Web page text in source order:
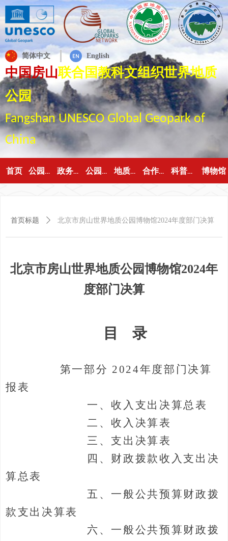
简体中文 English
中国房山联合国教科文组织世界地质
公园
Fangshan UNESCO Global Geopark of
China
首页 公园概况 政务公开 公园动态 地质遗迹 合作交流 科普园地 博物馆
北京市房山世界地质公园博物馆2024年
度部门决算
目 录
第一部分 2024年度部门决算
报表
一、收入支出决算总表
二、收入决算表
三、支出决算表
四、财政拨款收入支出决
算总表
五、一般公共预算财政拨
款支出决算表
六、一般公共预算财政拨
首页标题 ꄲ 北京市房山世界地质公园博物馆2024年度部门决算